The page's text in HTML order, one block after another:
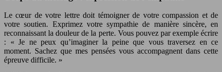
Le cœur de votre lettre doit témoigner de votre compassion et de
votre soutien. Exprimez votre sympathie de manière sincère, en
reconnaissant la douleur de la perte. Vous pouvez par exemple écrire
: « Je ne peux qu’imaginer la peine que vous traversez en ce
moment. Sachez que mes pensées vous accompagnent dans cette
épreuve difficile. »